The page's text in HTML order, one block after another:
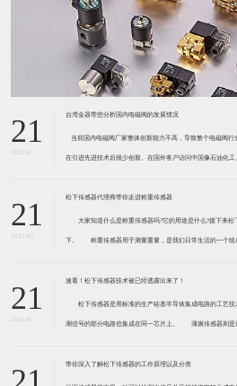
21
2021-01
台湾金器带您分析国内电磁阀的发展情况
当前国内电磁阀厂家整体创新能力不高，导致整个电磁阀
在引进先进技术后很少创新。在国外客户访问中国像石油化
21
2021-01
松下传感器代理商带你走进称重传感器
大家知道什么是称重传感器吗?它的用途是什么?接下来松
下。 称重传感器用于测量重量，是我们日常生活的一个组
带有应变片的弹性体组成。弹性体通常由钢
21
2021-01
速看！松下传感器技术被已经透露出来了！
松下传感器是用标准的生产硅基半导体集成电路的工艺技
测信号的部分电路也集成在同一芯片上。 薄膜传感器则是
器是利用相应材料的浆料，涂覆在陶瓷基片上
带你深入了解松下传感器的工作原理以及分类